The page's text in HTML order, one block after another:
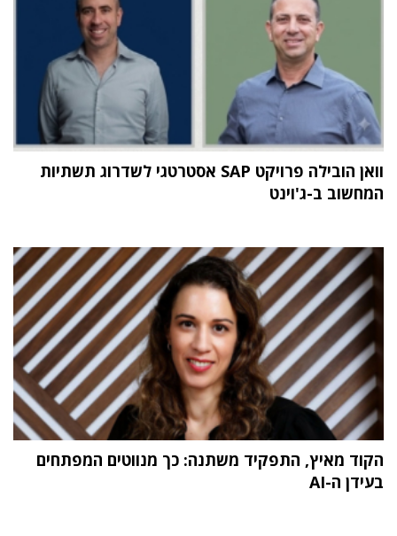
וואן הובילה פרויקט SAP אסטרטגי לשדרוג תשתיות
המחשוב ב-ג'וינט
הקוד מאיץ, התפקיד משתנה: כך מנווטים המפתחים
בעידן ה-AI